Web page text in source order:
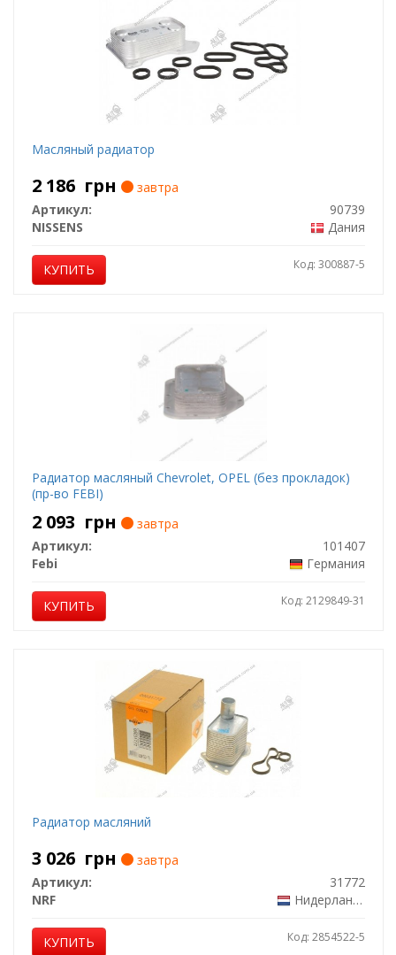
Масляный радиатор
2 186 грн
завтра
Артикул:
90739
NISSENS
Дания
КУПИТЬ Код: 300887-5
Радиатор масляный Chevrolet, OPEL (без прокладок)
(пр-во FEBI)
2 093 грн
завтра
Артикул:
101407
Febi
Германия
КУПИТЬ Код: 2129849-31
Радиатор масляний
3 026 грн
завтра
Артикул:
31772
NRF
Нидерланды
КУПИТЬ Код: 2854522-5